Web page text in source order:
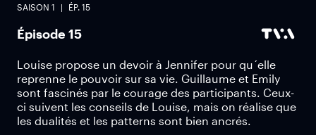
SAISON 1 ÉP. 15
Épisode 15
Louise propose un devoir à Jennifer pour qu´elle
reprenne le pouvoir sur sa vie. Guillaume et Emily
sont fascinés par le courage des participants. Ceux-
ci suivent les conseils de Louise, mais on réalise que
les dualités et les patterns sont bien ancrés.